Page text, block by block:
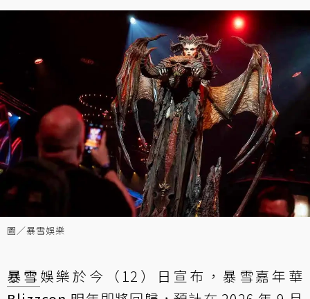
圖／暴雪娛樂
暴雪 娛樂於今（12）日宣布，暴雪嘉年華